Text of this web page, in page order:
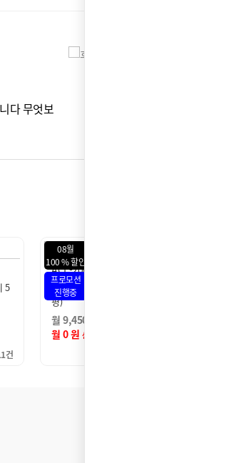
다 무엇보
건
08월
100 % 할인
프로모션
진행중
ACL-25C1A
SK매직 올클린 공기청정기 82㎡(25
평)
월 11,450 원
월 0 원 신용카드 할인가